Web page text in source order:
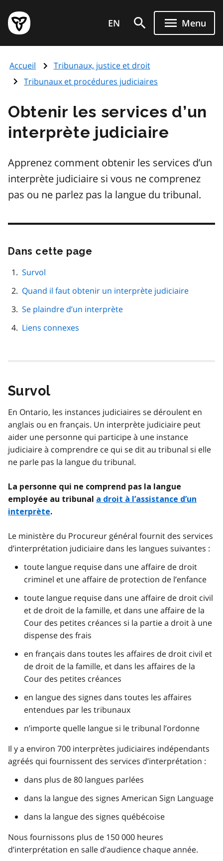
au
contenu
principal
Page
d'accueil
de
l'Ontario
EN Menu
Accueil
Tribunaux, justice et droit
Tribunaux et procédures judiciaires
Obtenir les services d’un
interprète judiciaire
Apprenez comment obtenir les services d’un
interprète judiciaire si vous ne comprenez
pas ou ne parlez pas la langue du tribunal.
Dans cette page
page
Survol
Quand il faut obtenir un interprète judiciaire
Se plaindre d’un interprète
Liens connexes
Survol
En Ontario, les instances judiciaires se déroulent en
anglais ou en français. Un interprète judiciaire peut
aider une personne qui participe à une instance
judiciaire à comprendre ce qui se dit au tribunal si elle
ne parle pas la langue du tribunal.
La personne qui ne comprend pas la langue
employée au tribunal a droit à l’assistance d’un
interprète.
Le ministère du Procureur général fournit des services
d’interprétation judiciaire dans les langues suivantes :
toute langue requise dans une affaire de droit
criminel et une affaire de protection de l’enfance
toute langue requise dans une affaire de droit civil
et de droit de la famille, et dans une affaire de la
Cour des petites créances si la partie a droit à une
dispense des frais
en français dans toutes les affaires de droit civil et
de droit de la famille, et dans les affaires de la
Cour des petites créances
en langue des signes dans toutes les affaires
entendues par les tribunaux
n’importe quelle langue si le tribunal l’ordonne
Il y a environ 700 interprètes judiciaires indépendants
agréés qui fournissent des services d’interprétation :
dans plus de 80 langues parlées
dans la langue des signes American Sign Language
dans la langue des signes québécoise
Nous fournissons plus de 150 000 heures
d’interprétation en salle d’audience chaque année.